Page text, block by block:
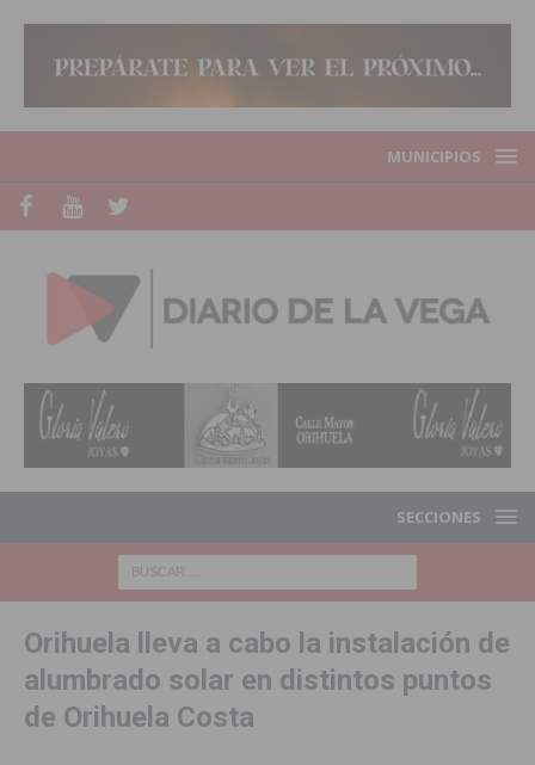
MUNICIPIOS
SECCIONES
Orihuela lleva a cabo la instalación de
alumbrado solar en distintos puntos
de Orihuela Costa